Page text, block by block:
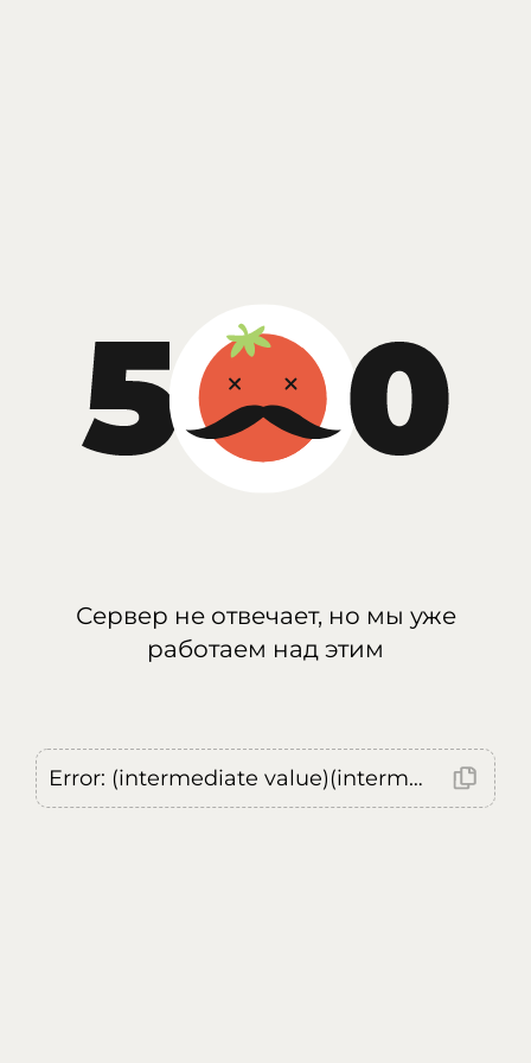
Сервер не отвечает, но мы уже
работаем над этим
Error: (intermediate value)(intermediate value)(intermediate value).replaceAll is not a function